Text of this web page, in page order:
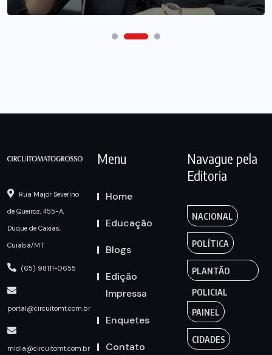
Rua Major Severino
de Queiroz, 455-A,
Duque de Caxias,
Cuiabá/MT
(65) 98111-0655
portal@circuitomt.com.br
midia@circuitomt.com.br
Menu
Home
Educação
Blogs
Edição
Impressa
Enquetes
Contato
Navague pela
Editoria
NACIONAL
POLÍTICA
PLANTÃO
POLICIAL
PAINEL
CIDADES